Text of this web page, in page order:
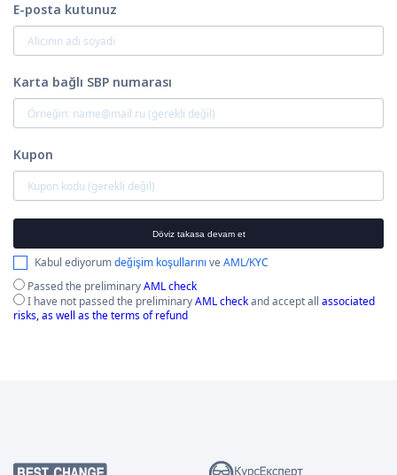
E-posta kutunuz
Karta bağlı SBP numarası
Kupon
Döviz takasa devam et
Kabul ediyorumdeğişim koşullarınıveAML/KYC
Passed the preliminaryAML check
I have not passed the preliminaryAML checkand accept all associated
risks, as well as the terms of refund